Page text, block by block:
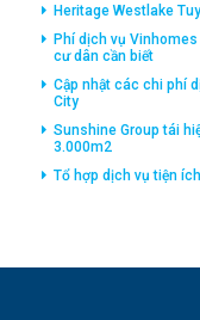
Heritage Westlake
Phí dịch vụ
cư dân cần biết
Cập nhật các chi phí
City
Sunshine Group tái
3.000m2
Tổ hợp dịch vụ tiện